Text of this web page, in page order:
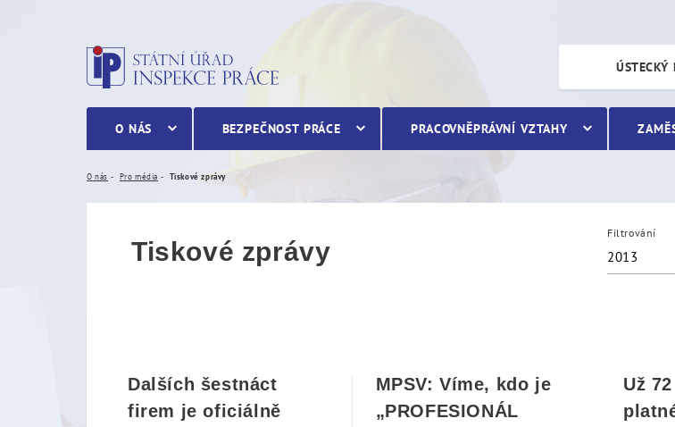
ÚSTECKÝ
O NÁS BEZPEČNOST PRÁCE PRACOVNĚPRÁVNÍ VZTAHY
O nás Pro média Tiskové zprávy
Tiskové zprávy
Filtrování
2013
Dalších šestnáct
firem je oficiálně
MPSV: Víme, kdo je
„PROFESIONÁL
Už